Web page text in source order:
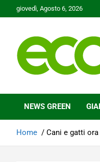
to
giovedì, Agosto 6, 2026
Ecoo.it
NEWS GREEN
Home Cani e gatti